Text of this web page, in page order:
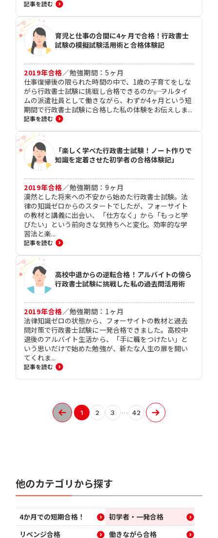
記事を読む
育児と仕事の合間に4ヶ月で合格！行政書士
試験の模擬試験活用術と合格体験記
2019年合格／勉強期間：5 ヶ月
仕事復帰後の限られた時間の中で、1歳の子育てをしな
がら行政書士試験に挑戦し合格できるのか――。フルタイ
ムの派遣社員として働きながら、わずか4ヶ月という短
期間で行政書士試験に合格した私の体験をお伝えしま...
記事を読む
「楽しく学べた行政書士試験！ノート作りで
知識を定着させた初学者の合格体験記」
2019年合格／勉強期間：9 ヶ月
漠然とした将来への不安から始めた行政書士試験。法
律の知識ゼロからのスタートでしたが、フォーサイト
の教材と講義に出会い、「仕方なく」から「もっと学
びたい」という前向きな気持ちへと変化。効率的な学
習法と楽...
記事を読む
高校中退からの逆転合格！アルバイトの傍ら
行政書士試験に挑戦した私の過去問活用術
2019年合格／勉強期間： 1 ヶ月
法律知識ゼロの状態から、フォーサイトの教材と過去
問対策で行政書士試験に一発合格できました。高校中
退後のアルバイト生活から、「手に職をつけたい」と
いう思いだけで始めた勉強が、新たな人生の扉を開い
てくれま...
記事を読む
1 2 3 … 42
他のカテゴリから探す
4か月での短期合格！ 初学者・一発合格
リベンジ合格 働きながら合格